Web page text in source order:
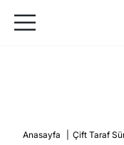
Anasayfa Çift Taraf